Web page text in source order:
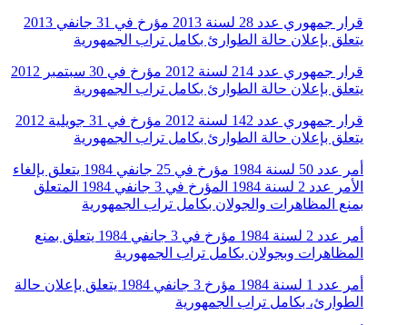
قرار جمهوري عدد 28 لسنة 2013 مؤرخ في 31 جانفي 2013
يتعلق بإعلان حالة الطوارئ بكامل تراب الجمهورية
قرار جمهوري عدد 214 لسنة 2012 مؤرخ في 30 سبتمبر 2012
يتعلق بإعلان حالة الطوارئ بكامل تراب الجمهورية
قرار جمهوري عدد 142 لسنة 2012 مؤرخ في 31 جويلية 2012
يتعلق بإعلان حالة الطوارئ بكامل تراب الجمهورية
أمر عدد 50 لسنة 1984 مؤرخ في 25 جانفي 1984 يتعلق بإلغاء
الأمر عدد 2 لسنة 1984 المؤرخ في 3 جانفي 1984 المتعلق
بمنع المظاهرات والجولان بكامل تراب الجمهورية
أمر عدد 2 لسنة 1984 مؤرخ في 3 جانفي 1984 يتعلق بمنع
المظاهرات وبجولان بكامل تراب الجمهورية
أمر عدد 1 لسنة 1984 مؤرخ 3 جانفي 1984 يتعلق بإعلان حالة
الطوارئ، بكامل تراب الجمهورية